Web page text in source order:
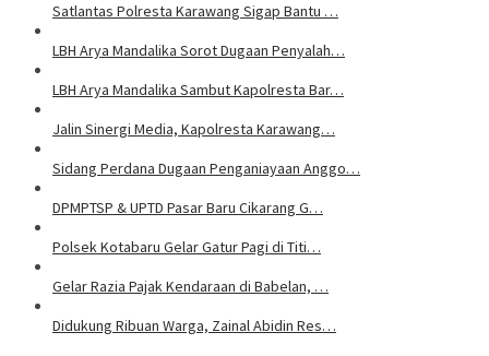
Satlantas Polresta Karawang Sigap Bantu …
LBH Arya Mandalika Sorot Dugaan Penyalah…
LBH Arya Mandalika Sambut Kapolresta Bar…
Jalin Sinergi Media, Kapolresta Karawang…
Sidang Perdana Dugaan Penganiayaan Anggo…
DPMPTSP & UPTD Pasar Baru Cikarang G…
Polsek Kotabaru Gelar Gatur Pagi di Titi…
Gelar Razia Pajak Kendaraan di Babelan, …
Didukung Ribuan Warga, Zainal Abidin Res…